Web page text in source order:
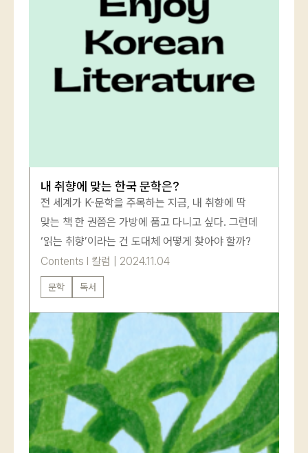
내 취향에 맞는 한국 문학은?
전 세계가 K-문학을 주목하는 지금, 내 취향에 딱
맞는 책 한 권쯤은 가방에 품고 다니고 싶다. 그런데
‘읽는 취향’이라는 건 도대체 어떻게 찾아야 할까?
Contents l 칼럼 2024.11.04
문학 독서
로그인